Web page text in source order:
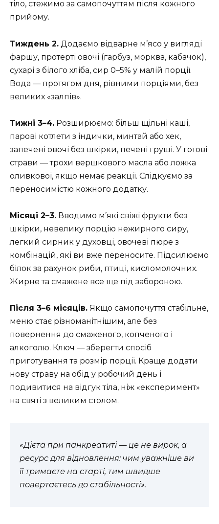
тіло, стежимо за самопочуттям після кожного
прийому.
Тиждень 2. Додаємо відварне м’ясо у вигляді
фаршу, протерті овочі (гарбуз, морква, кабачок),
сухарі з білого хліба, сир 0–5% у малій порції.
Вода — протягом дня, рівними порціями, без
великих «залпів».
Тижні 3–4. Розширюємо: більш щільні каші,
парові котлети з індички, минтай або хек,
запечені овочі без шкірки, печені груші. У готові
страви — трохи вершкового масла або ложка
оливкової, якщо немає реакції. Слідкуємо за
переносимістю кожного додатку.
Місяці 2–3. Вводимо м’які свіжі фрукти без
шкірки, невелику порцію нежирного сиру,
легкий сирник у духовці, овочеві пюре з
комбінацій, які ви вже переносите. Підсилюємо
білок за рахунок риби, птиці, кисломолочних.
Жирне та смажене все ще під забороною.
Після 3–6 місяців. Якщо самопочуття стабільне,
меню стає різноманітнішим, але без
повернення до смаженого, копченого і
алкоголю. Ключ — зберегти спосіб
приготування та розмір порції. Краще додати
нову страву на обід у робочий день і
подивитися на відгук тіла, ніж «експеримент»
на святі з великим столом.
«Дієта при панкреатиті — це не вирок, а
ресурс для відновлення: чим уважніше ви
її тримаєте на старті, тим швидше
повертаєтесь до стабільності».